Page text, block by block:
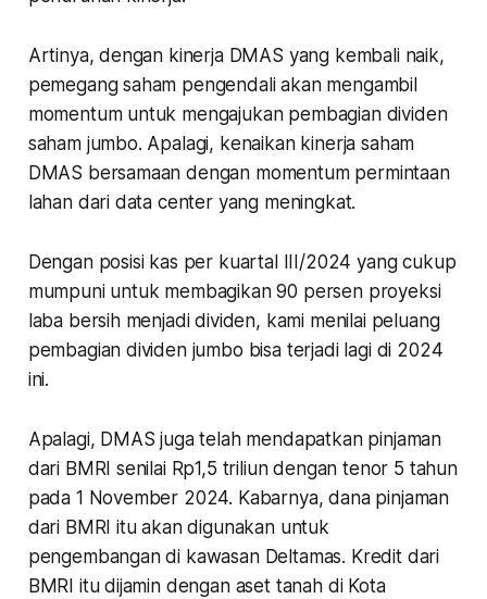
Artinya, dengan kinerja DMAS yang kembali naik,
pemegang saham pengendali akan mengambil
momentum untuk mengajukan pembagian dividen
saham jumbo. Apalagi, kenaikan kinerja saham
DMAS bersamaan dengan momentum permintaan
lahan dari data center yang meningkat.
Dengan posisi kas per kuartal III/2024 yang cukup
mumpuni untuk membagikan 90 persen proyeksi
laba bersih menjadi dividen, kami menilai peluang
pembagian dividen jumbo bisa terjadi lagi di 2024
ini.
Apalagi, DMAS juga telah mendapatkan pinjaman
dari BMRI senilai Rp1,5 triliun dengan tenor 5 tahun
pada 1 November 2024. Kabarnya, dana pinjaman
dari BMRI itu akan digunakan untuk
pengembangan di kawasan Deltamas. Kredit dari
BMRI itu dijamin dengan aset tanah di Kota